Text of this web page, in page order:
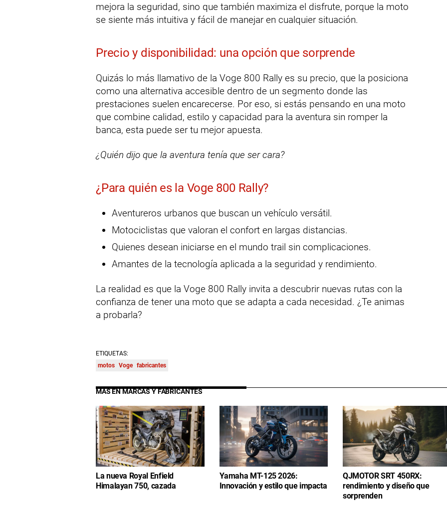
mejora la seguridad, sino que también maximiza el disfrute, porque la moto
se siente más intuitiva y fácil de manejar en cualquier situación.
Precio y disponibilidad: una opción que sorprende
Quizás lo más llamativo de la Voge 800 Rally es su precio, que la posiciona
como una alternativa accesible dentro de un segmento donde las
prestaciones suelen encarecerse. Por eso, si estás pensando en una moto
que combine calidad, estilo y capacidad para la aventura sin romper la
banca, esta puede ser tu mejor apuesta.
¿Quién dijo que la aventura tenía que ser cara?
¿Para quién es la Voge 800 Rally?
Aventureros urbanos que buscan un vehículo versátil.
Motociclistas que valoran el confort en largas distancias.
Quienes desean iniciarse en el mundo trail sin complicaciones.
Amantes de la tecnología aplicada a la seguridad y rendimiento.
La realidad es que la Voge 800 Rally invita a descubrir nuevas rutas con la
confianza de tener una moto que se adapta a cada necesidad. ¿Te animas
a probarla?
ETIQUETAS:
motos Voge fabricantes
MÁS EN MARCAS Y FABRICANTES
La nueva Royal Enfield
Himalayan 750, cazada
Yamaha MT-125 2026:
Innovación y estilo que impacta
QJMOTOR SRT 450RX:
rendimiento y diseño que
sorprenden